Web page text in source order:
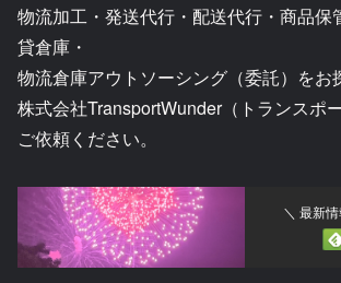
物流加工・発送代行・配送代行・商品保
貸倉庫・
物流倉庫アウトソーシング（委託）をお
株式会社TransportWunder（トランスポ
ご依頼ください。
＼ 最新